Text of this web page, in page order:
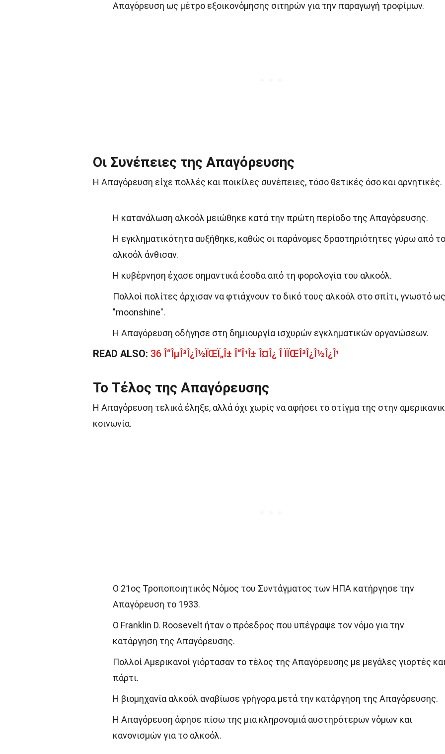
Απαγόρευση ως μέτρο εξοικονόμησης σιτηρών για την παραγωγή τροφίμων.
Οι Συνέπειες της Απαγόρευσης
Η Απαγόρευση είχε πολλές και ποικίλες συνέπειες, τόσο θετικές όσο και αρνητικές.
Η κατανάλωση αλκοόλ μειώθηκε κατά την πρώτη περίοδο της Απαγόρευσης.
Η εγκληματικότητα αυξήθηκε, καθώς οι παράνομες δραστηριότητες γύρω από το
αλκοόλ άνθισαν.
Η κυβέρνηση έχασε σημαντικά έσοδα από τη φορολογία του αλκοόλ.
Πολλοί πολίτες άρχισαν να φτιάχνουν το δικό τους αλκοόλ στο σπίτι, γνωστό ως
"moonshine".
Η Απαγόρευση οδήγησε στη δημιουργία ισχυρών εγκληματικών οργανώσεων.
READ ALSO: 36 Î“ÎµÎ³Î¿Î½ÏŒÏ„Î± Î“Î¹Î± Î¤Î¿ Î ÏÏŒÎ³Î¿Î½Î¿Î¹
Το Τέλος της Απαγόρευσης
Η Απαγόρευση τελικά έληξε, αλλά όχι χωρίς να αφήσει το στίγμα της στην
κοινωνία.
Ο 21ος Τροποποιητικός Νόμος του Συντάγματος των ΗΠΑ κατήργησε την
Απαγόρευση το 1933.
Ο Franklin D. Roosevelt ήταν ο πρόεδρος που υπέγραψε τον νόμο για την
κατάργηση της Απαγόρευσης.
Πολλοί Αμερικανοί γιόρτασαν το τέλος της Απαγόρευσης με μεγάλες γιορτές
πάρτι.
Η βιομηχανία αλκοόλ αναβίωσε γρήγορα μετά την κατάργηση της Απαγόρευσης.
Η Απαγόρευση άφησε πίσω της μια κληρονομιά αυστηρότερων νόμων και
κανονισμών για το αλκοόλ.